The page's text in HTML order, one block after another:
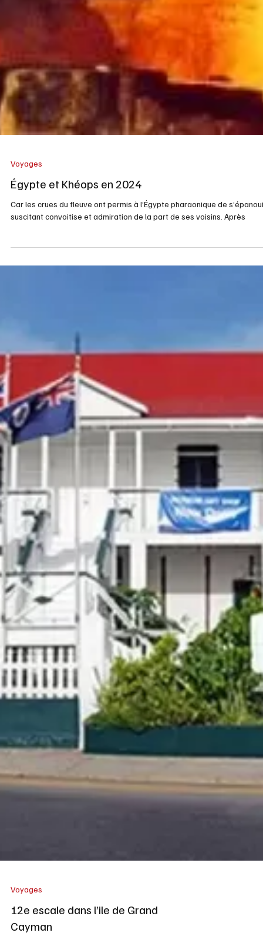
Voyages
Égypte et Khéops en 2024
Car les crues du fleuve ont permis à l’Égypte pharaonique de
suscitant convoitise et admiration de la part de ses voisins. Après